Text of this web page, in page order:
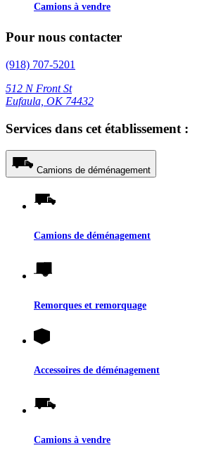
Camions à vendre
Pour nous contacter
(918) 707-5201
512 N Front St
Eufaula, OK 74432
Services dans cet établissement :
Camions de déménagement
Camions de déménagement
Remorques et remorquage
Accessoires de déménagement
Camions à vendre